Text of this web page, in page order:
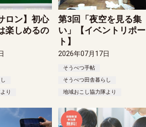
ロン】初心
楽しめるの
り
第3回「夜空を見る集
い」【イベントリポー
ト】
2026年07月17日
そうべつ手帖
そうべつ田舎暮らし
地域おこし協力隊より